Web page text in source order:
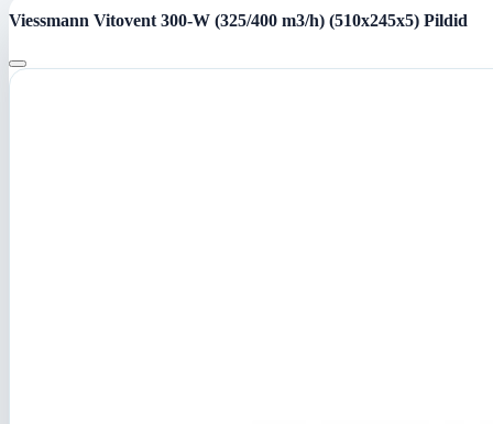
Viessmann Vitovent 300-W (325/400 m3/h) (510x245x5) Pildid